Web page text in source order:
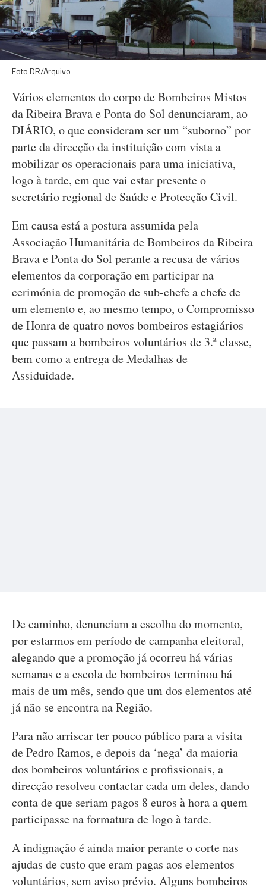
Foto DR/Arquivo
Vários elementos do corpo de Bombeiros Mistos
da Ribeira Brava e Ponta do Sol denunciaram, ao
DIÁRIO, o que consideram ser um “suborno” por
parte da direcção da instituição com vista a
mobilizar os operacionais para uma iniciativa,
logo à tarde, em que vai estar presente o
secretário regional de Saúde e Protecção Civil.
Em causa está a postura assumida pela
Associação Humanitária de Bombeiros da Ribeira
Brava e Ponta do Sol perante a recusa de vários
elementos da corporação em participar na
cerimónia de promoção de sub-chefe a chefe de
um elemento e, ao mesmo tempo, o Compromisso
de Honra de quatro novos bombeiros estagiários
que passam a bombeiros voluntários de 3.ª classe,
bem como a entrega de Medalhas de
Assiduidade.
De caminho, denunciam a escolha do momento,
por estarmos em período de campanha eleitoral,
alegando que a promoção já ocorreu há várias
semanas e a escola de bombeiros terminou há
mais de um mês, sendo que um dos elementos até
já não se encontra na Região.
Para não arriscar ter pouco público para a visita
de Pedro Ramos, e depois da ‘nega’ da maioria
dos bombeiros voluntários e profissionais, a
direcção resolveu contactar cada um deles, dando
conta de que seriam pagos 8 euros à hora a quem
participasse na formatura de logo à tarde.
A indignação é ainda maior perante o corte nas
ajudas de custo que eram pagas aos elementos
voluntários, sem aviso prévio. Alguns bombeiros